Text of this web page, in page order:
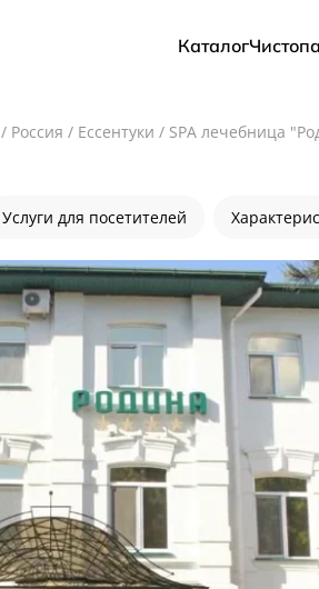
Каталог
/ Россия / Ессентуки / SPA лечебница
Услуги для посетителей